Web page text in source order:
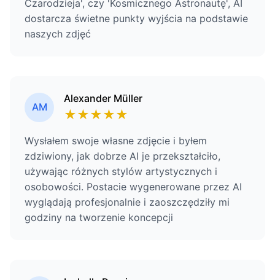
Czarodzieja', czy 'Kosmicznego Astronautę', AI
dostarcza świetne punkty wyjścia na podstawie
naszych zdjęć
AM
Alexander Müller
★★★★★
Wysłałem swoje własne zdjęcie i byłem
zdziwiony, jak dobrze AI je przekształciło,
używając różnych stylów artystycznych i
osobowości. Postacie wygenerowane przez AI
wyglądają profesjonalnie i zaoszczędziły mi
godziny na tworzenie koncepcji